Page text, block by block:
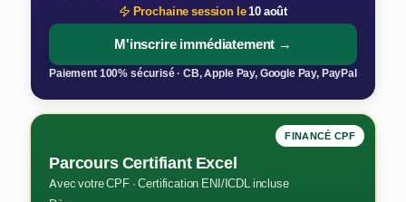
Prochaine session le10 août
M'inscrire immédiatement →
Paiement 100% sécurisé · CB, Apple Pay, Google Pay, PayPal
FINANCÉ CPF
Parcours Certifiant Excel
Avec votre CPF · Certification ENI/ICDL incluse